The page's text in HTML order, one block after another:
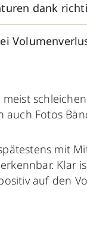
dank
meist
auch Fotos
mit
Klar
auf den